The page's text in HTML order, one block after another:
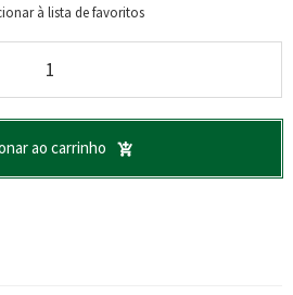
à lista de favoritos
ao carrinho